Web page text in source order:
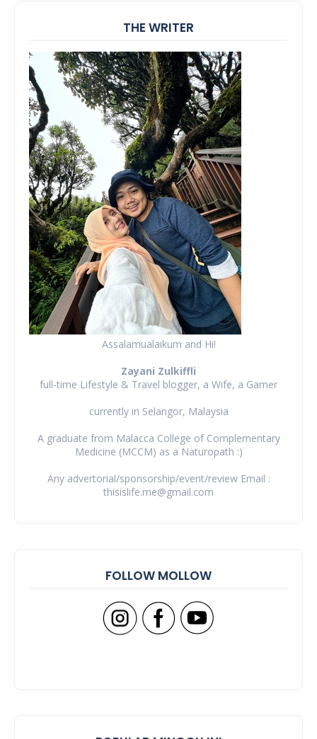
THE WRITER
Assalamualaikum and Hi!
Zayani Zulkiffli
full-time Lifestyle & Travel blogger, a Wife, a Gamer
currently in Selangor, Malaysia
A graduate from Malacca College of Complementary
Medicine (MCCM) as a Naturopath :)
Any advertorial/sponsorship/event/review Email :
thisislife.me@gmail.com
FOLLOW MOLLOW